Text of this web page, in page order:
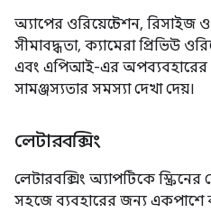
অ্যাপের ওরিয়েন্টেশন, রিসাইজ
সীমাবদ্ধতা, ক্যামেরা প্রিভিউ
এবং এপিআই-এর অপব্যবহারের
সামঞ্জস্যতার সমস্যা দেখা দেয়।
লেটারবক্সিং
লেটারবক্সিং অ্যাপটিকে স্ক্রিনের
সহজে ব্যবহারের জন্য একপাশে